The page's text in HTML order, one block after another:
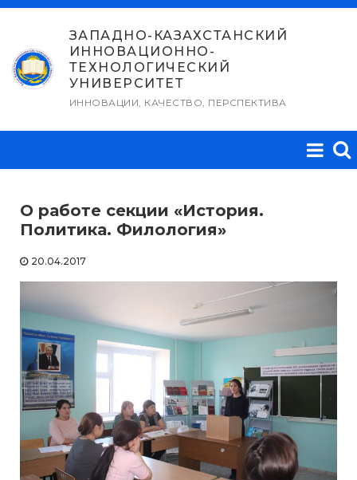
Перейти
содержимому
ЗАПАДНО-КАЗАХСТАНСКИЙ
ИННОВАЦИОННО-
ТЕХНОЛОГИЧЕСКИЙ
УНИВЕРСИТЕТ
ИННОВАЦИИ, КАЧЕСТВО, ПЕРСПЕКТИВА
О работе секции «История.
Политика. Филология»
20.04.2017